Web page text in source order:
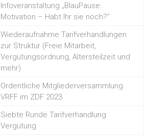
Infoveranstaltung „BlauPause:
Motivation – Habt Ihr sie noch?“
Wiederaufnahme Tarifverhandlungen
zur Struktur (Freie Mitarbeit,
Vergütungsordnung, Altersteilzeit und
mehr)
Ordentliche Mitgliederversammlung
VRFF im ZDF 2023
Siebte Runde Tarifverhandlung
Vergütung